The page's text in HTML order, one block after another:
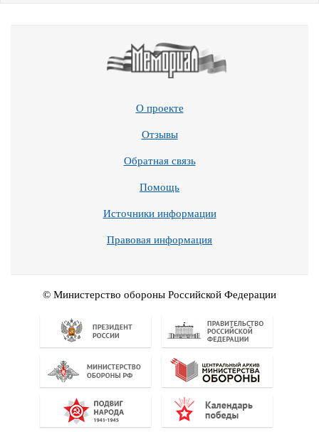
О проекте
Отзывы
Обратная связь
Помощь
Источники информации
Правовая информация
© Министерство обороны Российской Федерации